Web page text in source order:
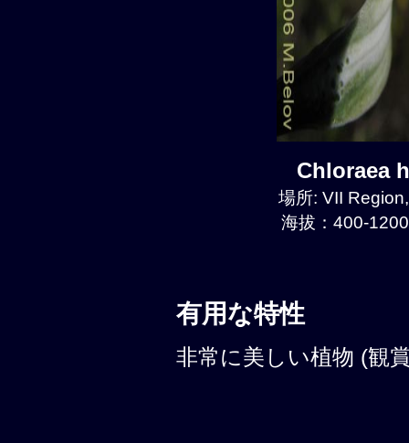
Chloraea
場所: VII
海拔：400-
有用な特性
非常に美しい植物 (観